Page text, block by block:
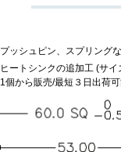
プッシュピン、スプリング
ヒートシンクの追加工 (サ
1個から販売/最短３日出荷